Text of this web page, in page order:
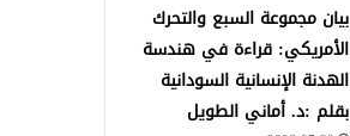
بيان مجموعة السبع والتحرك
الأمريكي: قراءة في هندسة
الهدنة الإنسانية السودانية
بقلم :د. أماني الطويل